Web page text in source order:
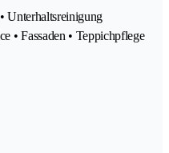
Unterhaltsreinigung
• Fassaden • Teppichpflege